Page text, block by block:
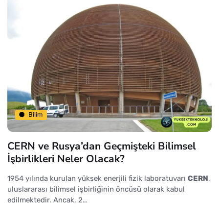
Bilim
CERN ve Rusya’dan Geçmişteki Bilimsel
İşbirlikleri Neler Olacak?
1954 yılında kurulan yüksek enerjili fizik laboratuvarı CERN,
uluslararası bilimsel işbirliğinin öncüsü olarak kabul
edilmektedir. Ancak, 2…